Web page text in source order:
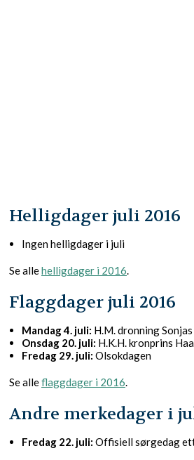
Helligdager juli 2016
Ingen helligdager i juli
Se allehelligdager i 2016.
Flaggdager juli 2016
Mandag 4. juli: H.M. dronning
Onsdag 20. juli: H.K.H. kronprins
Fredag 29. juli: Olsokdagen
Se alleflaggdager i 2016.
Andre merkedager i
Fredag 22. juli: Offisiell sørgedag